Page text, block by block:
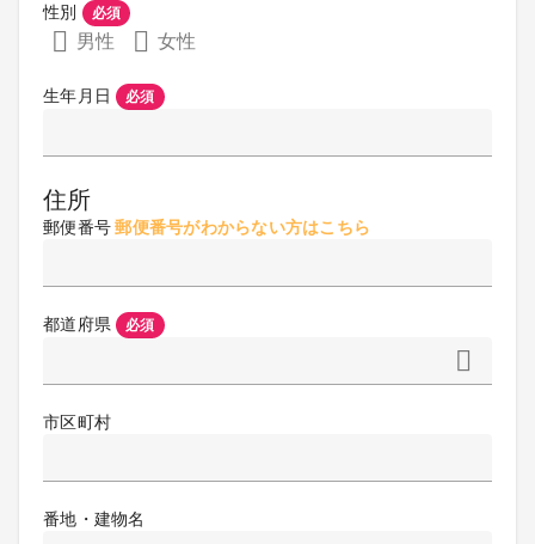
性別 必須
男性 女性
生年月日 必須
住所
郵便番号郵便番号がわからない方はこちら
都道府県 必須
市区町村
番地・建物名